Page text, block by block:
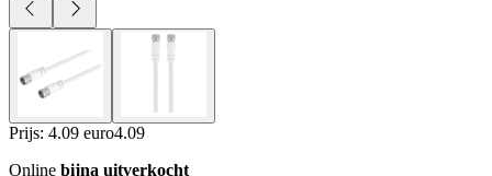
Prijs: 4.09 euro4.09
Online bijna uitverkocht